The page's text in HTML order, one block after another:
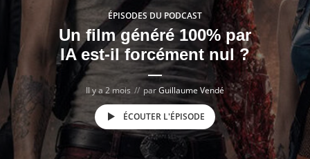
ÉPISODES DU PODCAST
Un film généré 100% par
IA est-il forcément nul ?
Il y a 2 mois parGuillaume Vendé
ÉCOUTER L'ÉPISODE